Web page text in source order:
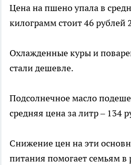
Цена на пшено упала в
килограмм стоит 46 рублей
Охлажденные куры и
стали дешевле.
Подсолнечное масло
средняя цена за литр – 134
Снижение цен на эти
питания помогает семьям в